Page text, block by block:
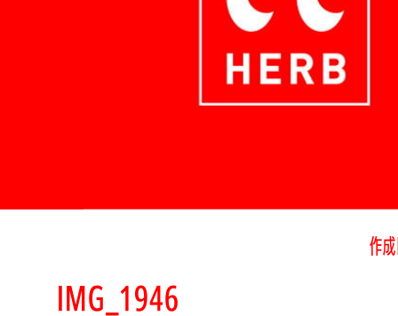
作
IMG_1946